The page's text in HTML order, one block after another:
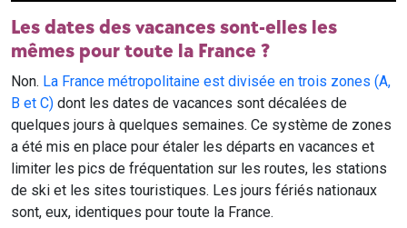
Les dates des vacances sont-elles les
mêmes pour toute la France ?
Non. La France métropolitaine est divisée en trois zones (A,
B et C) dont les dates de vacances sont décalées de
quelques jours à quelques semaines. Ce système de zones
a été mis en place pour étaler les départs en vacances et
limiter les pics de fréquentation sur les routes, les stations
de ski et les sites touristiques. Les jours fériés nationaux
sont, eux, identiques pour toute la France.